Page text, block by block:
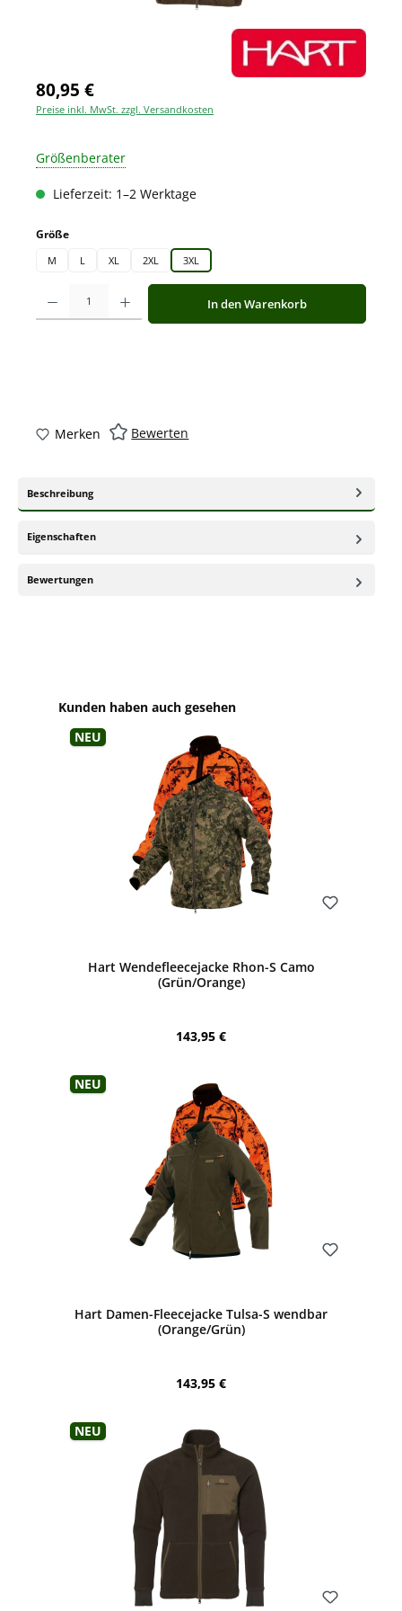
80,95 €
Preise inkl. MwSt. zzgl. Versandkosten
Größenberater
Lieferzeit: 1–2 Werktage
Größeauswählen
M L XL 2XL 3XL
Produkt Anzahl: Gib den gewünschten Wert ein oder benutze die
In den Warenkorb
Merken Bewerten
Beschreibung
Eigenschaften
Bewertungen
Produktgalerie überspringen
Kunden haben auch gesehen
Neu
Hart Wendefleecejacke Rhon-S Camo
(Grün/Orange)
Regulärer Preis:
143,95 €
Neu
Hart Damen-Fleecejacke Tulsa-S wendbar
(Orange/Grün)
Regulärer Preis:
143,95 €
Neu